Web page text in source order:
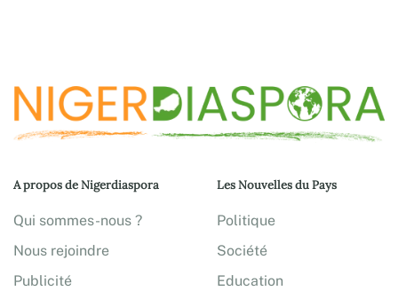
A propos de Nigerdiaspora
Qui sommes-nous ?
Nous rejoindre
Publicité
Les Nouvelles du Pays
Politique
Société
Education